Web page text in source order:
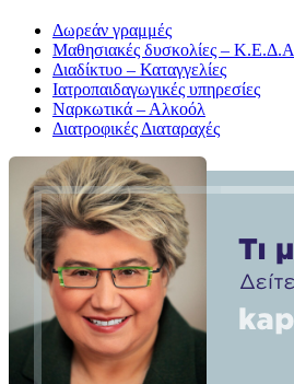
Δωρεάν γραμμές
Μαθησιακές δυσκολίες –
Διαδίκτυο – Καταγγελίες
Ιατροπαιδαγωγικές υπηρεσίες
Ναρκωτικά – Αλκοόλ
Διατροφικές Διαταραχές